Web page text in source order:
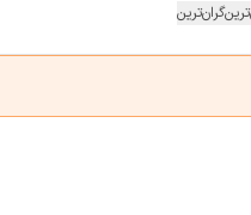
گران‌ترین